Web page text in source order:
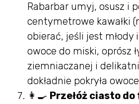
Rabarbar umyj, osusz i
centymetrowe kawałki
obierać, jeśli jest młody
owoce do miski, oprósz
ziemniaczanej i
dokładnie pokryła
👩‍🍳 Przełóż ciasto